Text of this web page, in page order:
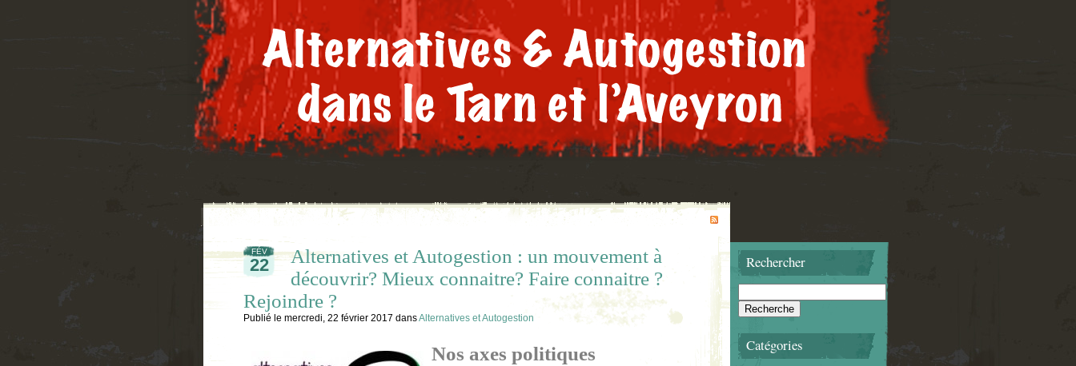
FÉV
22
Alternatives et Autogestion : un mouvement à
découvrir? Mieux connaitre? Faire connaitre ?
Rejoindre ?
Publié le mercredi, 22 février 2017 dansAlternatives et Autogestion
Nos axes politiques
Rechercher
Catégories